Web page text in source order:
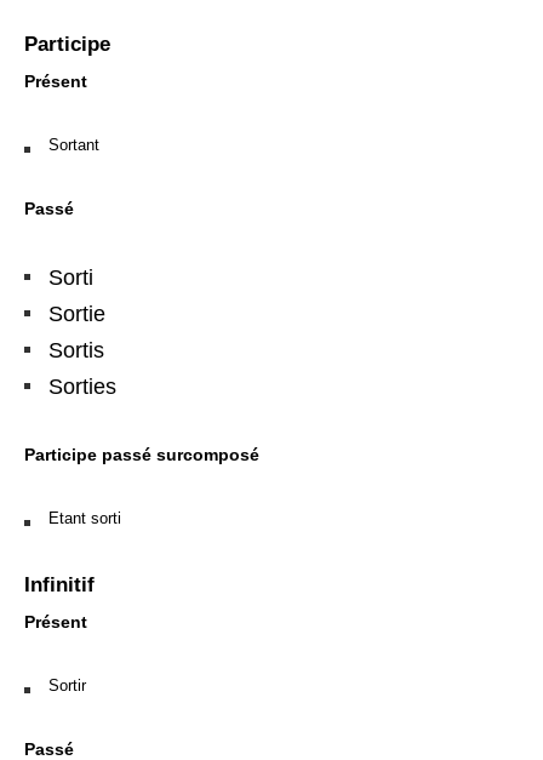
Participe
Présent
Sortant
Passé
Sorti
Sortie
Sortis
Sorties
Participe passé surcomposé
Etant sorti
Infinitif
Présent
Sortir
Passé